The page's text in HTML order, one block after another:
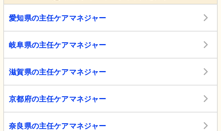
愛知県の主任ケアマネジャー
岐阜県の主任ケアマネジャー
滋賀県の主任ケアマネジャー
京都府の主任ケアマネジャー
奈良県の主任ケアマネジャー